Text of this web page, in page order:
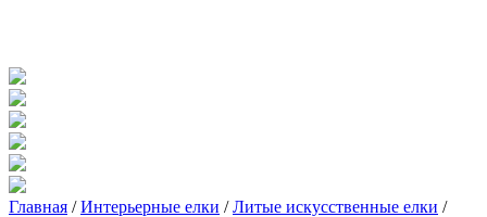
Главная / Интерьерные елки / Литые искусственные елки /